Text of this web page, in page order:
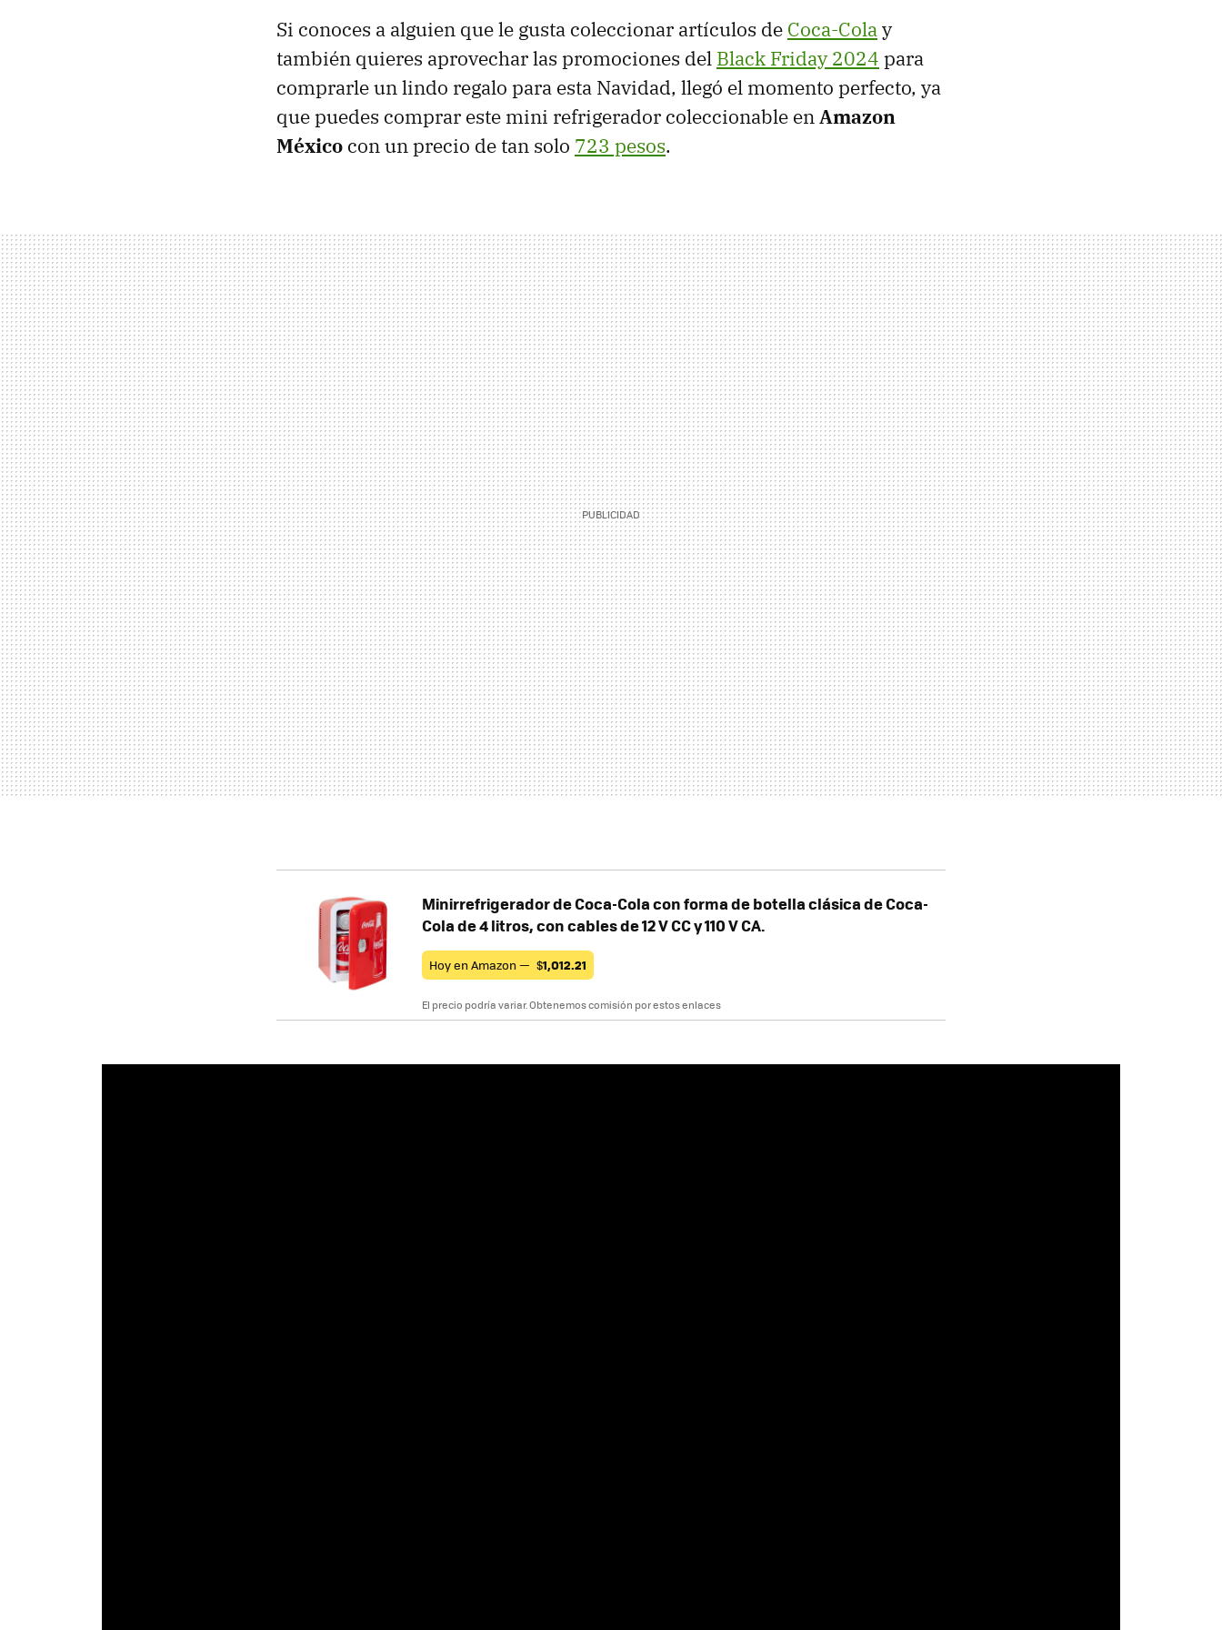
Si conoces a alguien que le gusta coleccionar artículos de Coca-Colay
también quieres aprovechar las promociones del Black Friday 2024 para
comprarle un lindo regalo para esta Navidad, llegó el momento perfecto, ya
que puedes comprar este mini refrigerador coleccionable enAmazon
México con un precio de tan solo 723 pesos.
Minirrefrigerador de Coca-Cola con forma de botella clásica de Coca-
Cola de 4 litros, con cables de 12 V CC y 110 V CA.
Hoy en Amazon — $1,012.21
El precio podría variar. Obtenemos comisión por estos enlaces